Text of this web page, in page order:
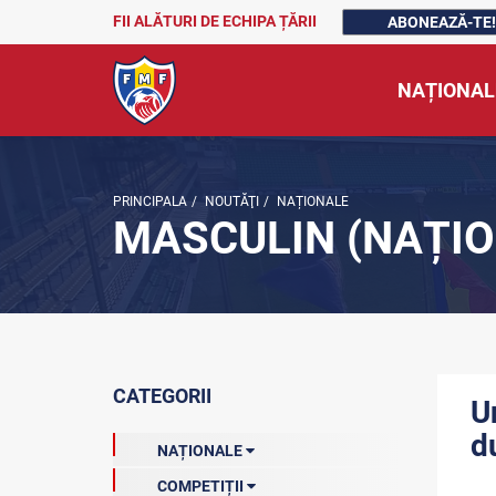
FII ALĂTURI DE ECHIPA ȚĂRII ABONEAZĂ-TE!
PRINCIPALA / NOUTĂŢI / NAȚIONALE
MASCULIN
CATEGORII
NAȚIONALE
COMPETIȚII